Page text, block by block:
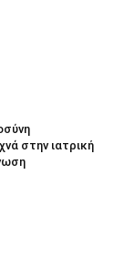
στην ιατρική